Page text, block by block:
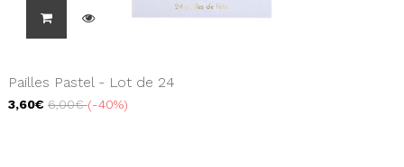
Pailles Pastel - Lot de 24
3,60€ 6,00€ -40%